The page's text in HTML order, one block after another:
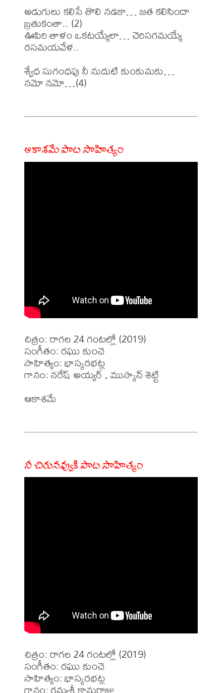
అడుగులు కలిసే తొలి నడకా… జత కలిసిందా
బ్రతుకంతా.. (2)
ఊపిరి తాళం ఒకటయ్యేలా… చెరిసగమయ్యే
రసమయవేళ..
శ్వేధ సుగంధపు నీ నుదుటి కుంకుమకు…
నమో నమో…(4)
ఆకాశమే పాట సాహిత్యం
చిత్రం: రాగల 24 గంటల్లో (2019)
సంగీతం: రఘు కుంచె
సాహిత్యం: భాస్కరభట్ల
గానం: నరేష్ అయ్యర్ , ముస్కాన్ శెట్టి
ఆకాశమే
నీ చిరునవ్వుకి పాట సాహిత్యం
చిత్రం: రాగల 24 గంటల్లో (2019)
సంగీతం: రఘు కుంచె
సాహిత్యం: భాస్కరభట్ల